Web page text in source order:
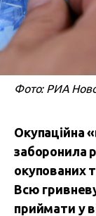
Фото: РИА
Окупаційна
заборонила
окупованих
Всю
приймати у